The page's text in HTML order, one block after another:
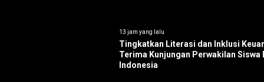
13 jam yang lalu
Tingkatkan Literasi dan Inklusi
Terima Kunjungan Perwakilan Siswa
Indonesia